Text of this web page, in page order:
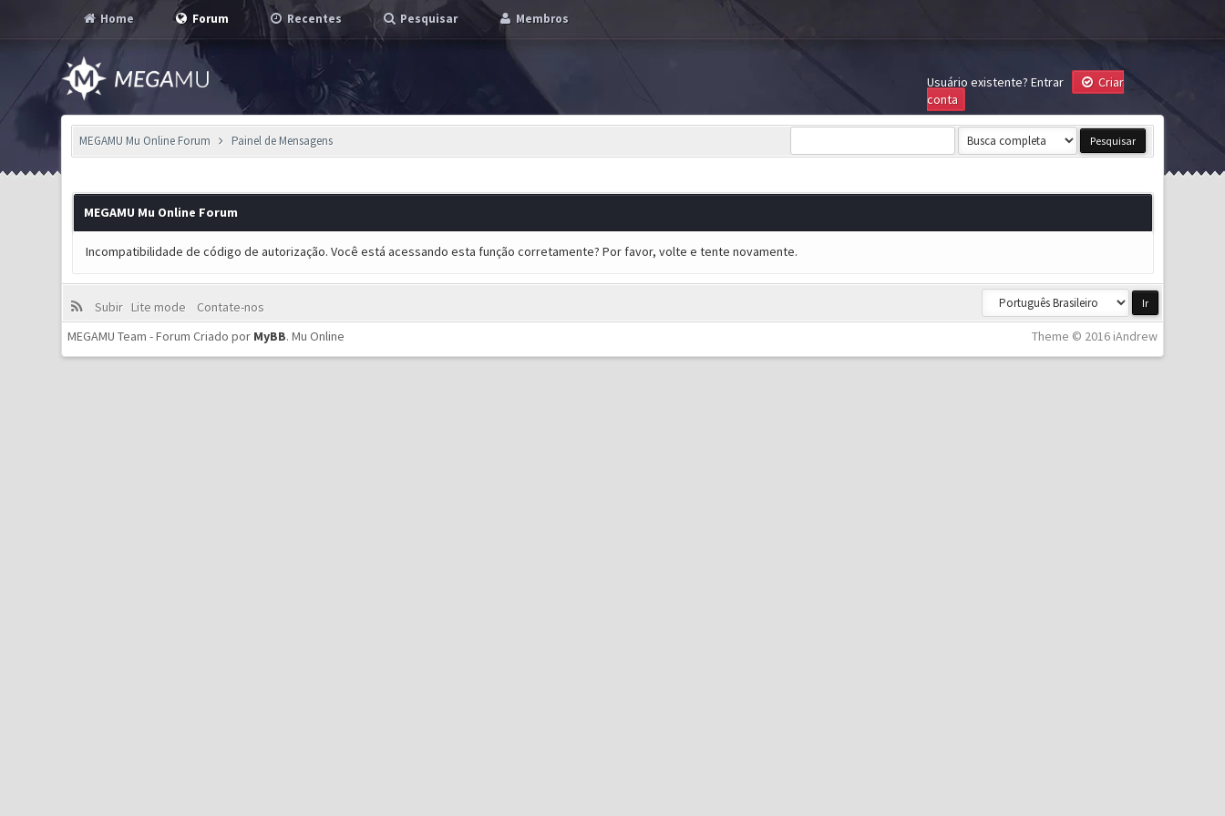
Home Forum Recentes Pesquisar Membros
Usuário existente? Entrar
Criar
conta
MEGAMU Mu Online Forum Painel de Mensagens
MEGAMU Mu Online Forum
Incompatibilidade de código de autorização. Você está acessando esta função corretamente? Por favor, volte e tente novamente.
Subir Lite mode
Contate-nos
Theme © 2016 iAndrew
MEGAMU Team - Forum Criado por MyBB.Mu Online